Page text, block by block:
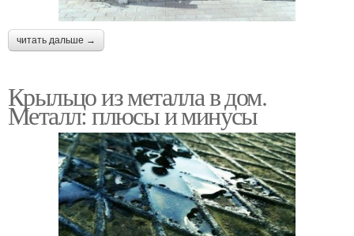
читать дальше →
Крыльцо из металла в дом.
Металл: плюсы и минусы